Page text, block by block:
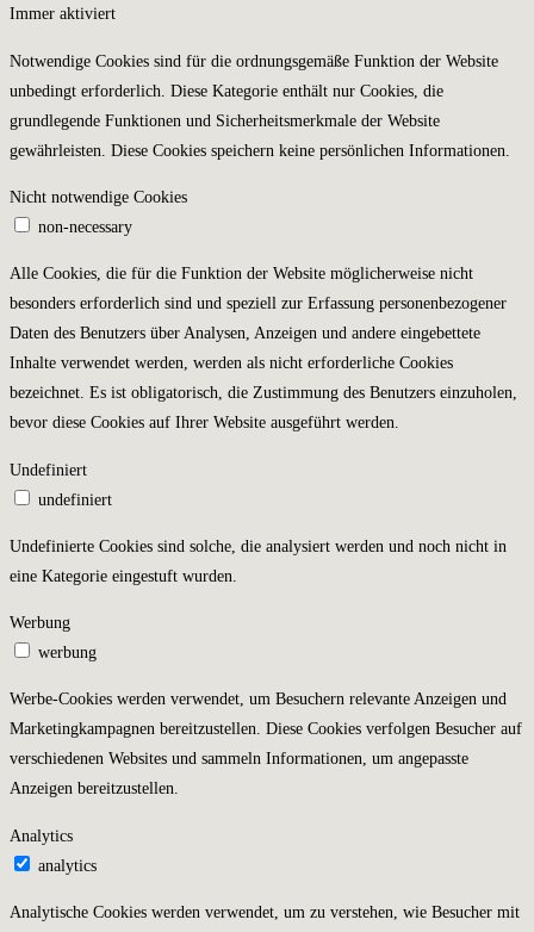
Immer aktiviert
Notwendige Cookies sind für die ordnungsgemäße Funktion der Website
unbedingt erforderlich. Diese Kategorie enthält nur Cookies, die
grundlegende Funktionen und Sicherheitsmerkmale der Website
gewährleisten. Diese Cookies speichern keine persönlichen Informationen.
Nicht notwendige Cookies
non-necessary
Alle Cookies, die für die Funktion der Website möglicherweise nicht
besonders erforderlich sind und speziell zur Erfassung personenbezogener
Daten des Benutzers über Analysen, Anzeigen und andere eingebettete
Inhalte verwendet werden, werden als nicht erforderliche Cookies
bezeichnet. Es ist obligatorisch, die Zustimmung des Benutzers einzuholen,
bevor diese Cookies auf Ihrer Website ausgeführt werden.
Undefiniert
undefiniert
Undefinierte Cookies sind solche, die analysiert werden und noch nicht in
eine Kategorie eingestuft wurden.
Werbung
werbung
Werbe-Cookies werden verwendet, um Besuchern relevante Anzeigen und
Marketingkampagnen bereitzustellen. Diese Cookies verfolgen Besucher auf
verschiedenen Websites und sammeln Informationen, um angepasste
Anzeigen bereitzustellen.
Analytics
analytics
Analytische Cookies werden verwendet, um zu verstehen, wie Besucher mit